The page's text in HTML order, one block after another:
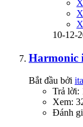
10-12-
Harmonic
Bắt đầu bởi
Trả lời:
Xem:
Đánh